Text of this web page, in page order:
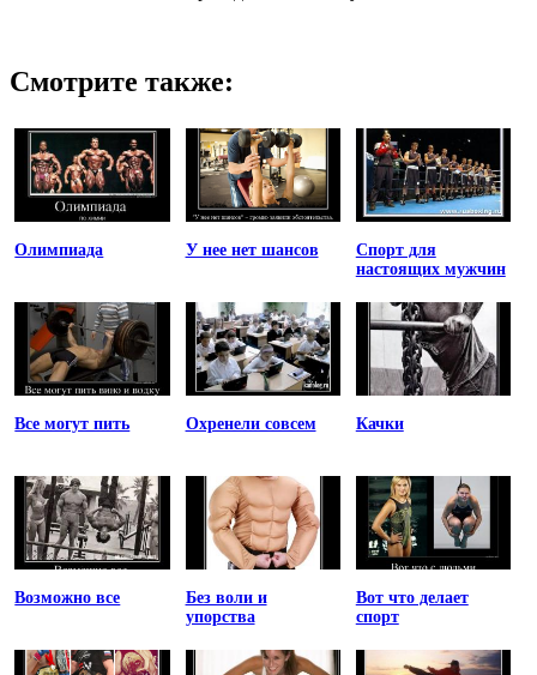
Смотрите также:
Олимпиада У нее нет шансов
Спорт для
настоящих мужчин
Все могут пить Охренели совсем Качки
Возможно все
Без воли и
упорства
Вот что делает
спорт